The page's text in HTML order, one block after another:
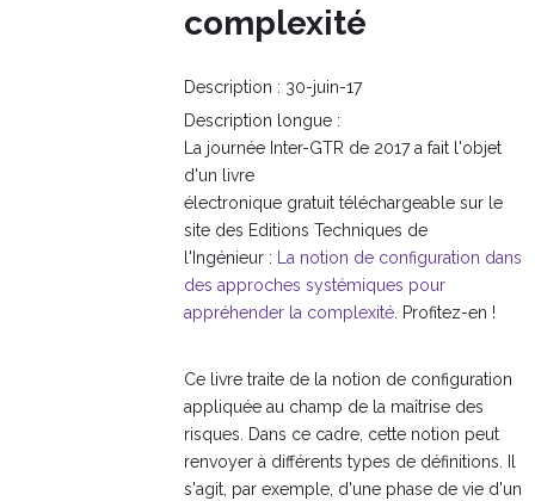
complexité
Description : 30-juin-17
Description longue :
La journée Inter-GTR de 2017 a fait l'objet
d'un livre
électronique gratuit téléchargeable sur le
site des Editions Techniques de
l'Ingénieur :
La notion de configuration dans
des approches systémiques pour
appréhender la complexité. Profitez-en !
Ce livre traite de la notion de configuration
appliquée au champ de la maîtrise des
risques. Dans ce cadre, cette notion peut
renvoyer à différents types de définitions. Il
s'agit, par exemple, d'une phase de vie d'un